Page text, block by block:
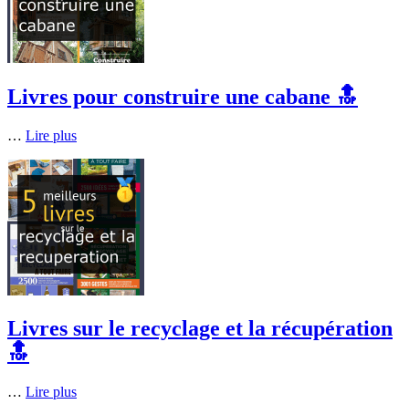
Livres pour construire une cabane 🔝
… Lire plus
Livres sur le recyclage et la récupération
🔝
… Lire plus